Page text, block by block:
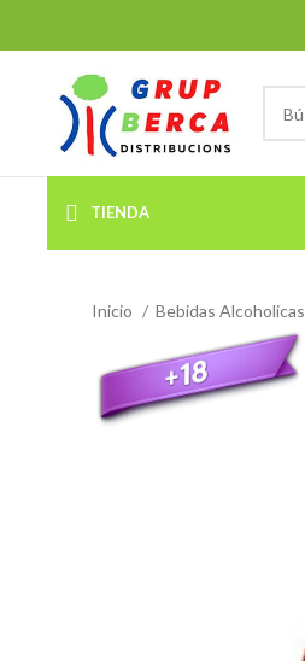
TIENDA
Inicio Bebidas Alcoholicas